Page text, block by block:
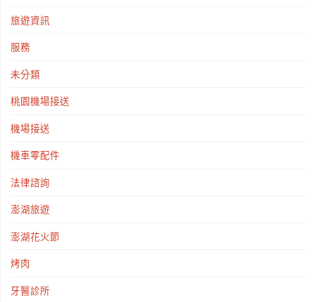
旅遊資訊
服務
未分類
桃園機場接送
機場接送
機車零配件
法律諮詢
澎湖旅遊
澎湖花火節
烤肉
牙醫診所